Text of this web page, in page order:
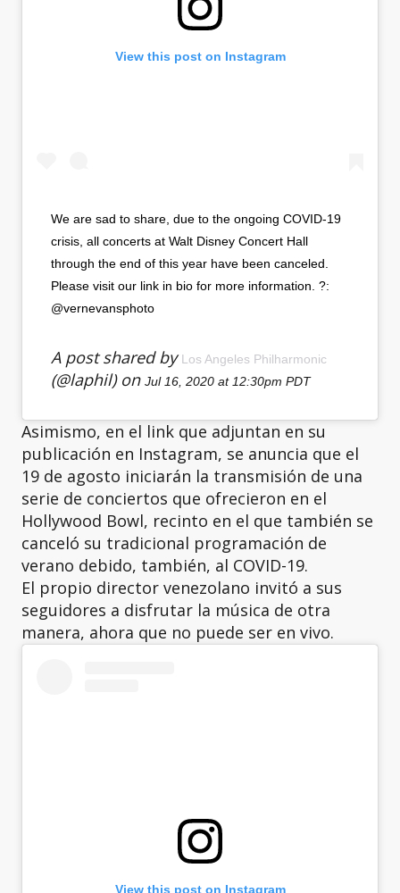
View this post on Instagram
We are sad to share, due to the ongoing COVID-19
crisis, all concerts at Walt Disney Concert Hall
through the end of this year have been canceled.
Please visit our link in bio for more information. ?:
@vernevansphoto
A post shared byLos Angeles Philharmonic
(@laphil) on Jul 16, 2020 at 12:30pm PDT
Asimismo, en el link que adjuntan en su
publicación en Instagram, se anuncia que el
19 de agosto iniciarán la transmisión de una
serie de conciertos que ofrecieron en el
Hollywood Bowl, recinto en el que también se
canceló su tradicional programación de
verano debido, también, al COVID-19.
El propio director venezolano invitó a sus
seguidores a disfrutar la música de otra
manera, ahora que no puede ser en vivo.
View this post on Instagram